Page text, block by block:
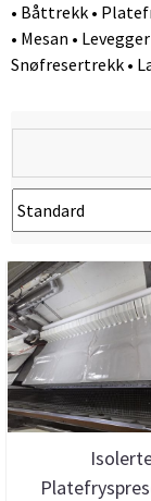
• Båttrekk •
• Mesan •
Snøfresertrekk •